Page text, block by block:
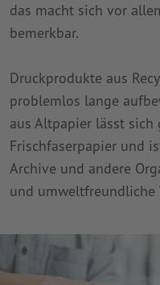
das macht sich vor
bemerkbar.
Druckprodukte aus
problemlos lange
aus Altpapier lässt
Frischfaserpapier und
Archive und andere
und umweltfreundliche